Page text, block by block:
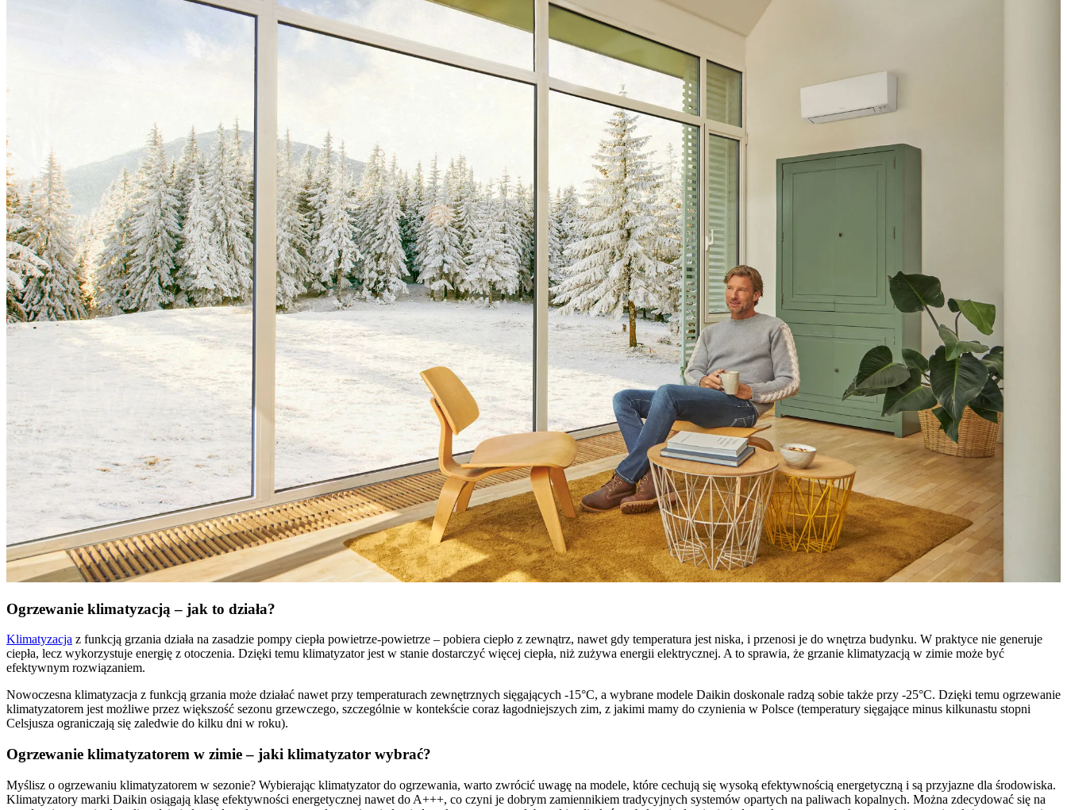
Ogrzewanie klimatyzacją – jak to działa?
Klimatyzacja z funkcją grzania działa na zasadzie pompy ciepła powietrze-powietrze – pobiera ciepło z zewnątrz, nawet gdy temperatura jest niska, i przenosi je do wnętrza budynku. W praktyce nie generuje
ciepła, lecz wykorzystuje energię z otoczenia. Dzięki temu klimatyzator jest w stanie dostarczyć więcej ciepła, niż zużywa energii elektrycznej. A to sprawia, że grzanie klimatyzacją w zimie może być
efektywnym rozwiązaniem.
Nowoczesna klimatyzacja z funkcją grzania może działać nawet przy temperaturach zewnętrznych sięgających -15°C, a wybrane modele Daikin doskonale radzą sobie także przy -25°C. Dzięki temu ogrzewanie
klimatyzatorem jest możliwe przez większość sezonu grzewczego, szczególnie w kontekście coraz łagodniejszych zim, z jakimi mamy do czynienia w Polsce (temperatury sięgające minus kilkunastu stopni
Celsjusza ograniczają się zaledwie do kilku dni w roku).
Ogrzewanie klimatyzatorem w zimie – jaki klimatyzator wybrać?
Myślisz o ogrzewaniu klimatyzatorem w sezonie? Wybierając klimatyzator do ogrzewania, warto zwrócić uwagę na modele, które cechują się wysoką efektywnością energetyczną i są przyjazne dla środowiska.
Klimatyzatory marki Daikin osiągają klasę efektywności energetycznej nawet do A+++, co czyni je dobrym zamiennikiem tradycyjnych systemów opartych na paliwach kopalnych. Można zdecydować się na